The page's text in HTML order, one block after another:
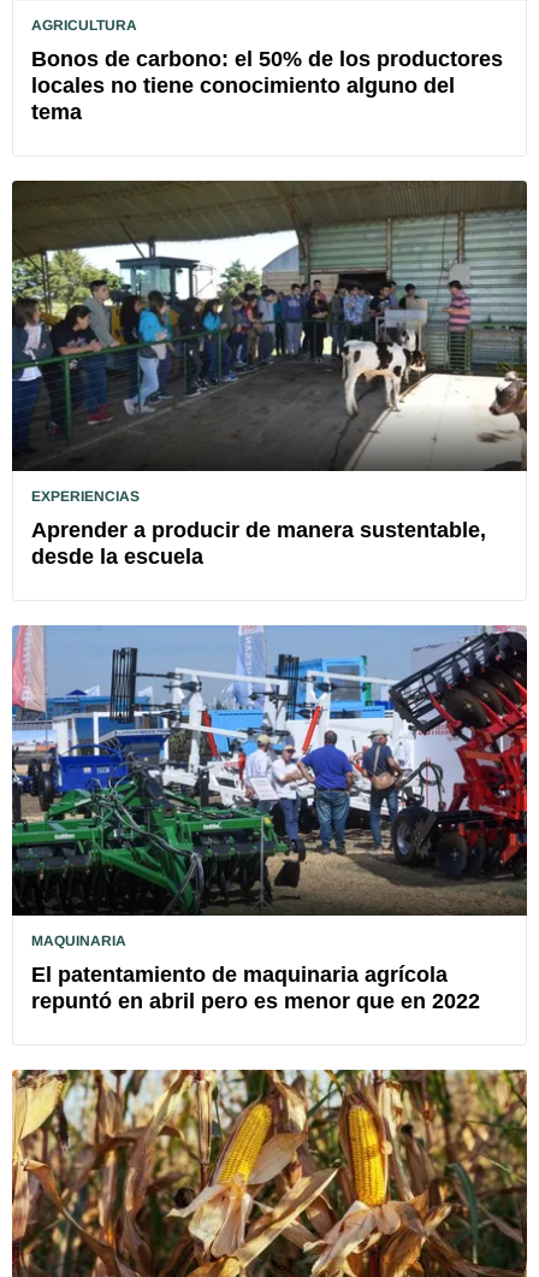
AGRICULTURA
Bonos de carbono: el 50% de los productores
locales no tiene conocimiento alguno del
tema
EXPERIENCIAS
Aprender a producir de manera sustentable,
desde la escuela
MAQUINARIA
El patentamiento de maquinaria agrícola
repuntó en abril pero es menor que en 2022